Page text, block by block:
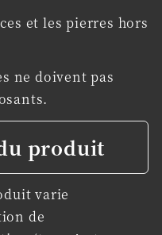
et les pierres hors
ne doivent pas
produit
varie
de